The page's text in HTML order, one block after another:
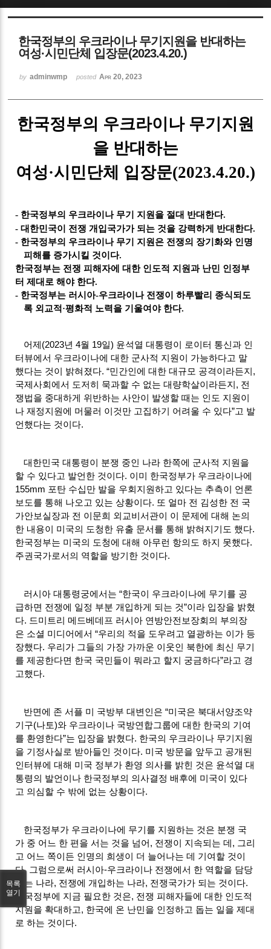
한국정부의 우크라이나 무기지원을 반대하는
여성·시민단체 입장문(2023.4.20.)
by adminwmp posted Apr 20, 2023
한국정부의 우크라이나 무기지원
을 반대하는
여성·시민단체 입장문(2023.4.20.)
- 한국정부의 우크라이나 무기 지원을 절대 반대한다.
-대한민국이 전쟁 개입국가가 되는 것을 강력하게 반대한다.
- 한국정부의 우크라이나 무기 지원은 전쟁의 장기화와 인명
피해를 증가시킬 것이다.
한국정부는 전쟁 피해자에 대한 인도적 지원과 난민 인정부
터 제대로 해야 한다.
- 한국정부는 러시아-우크라이나 전쟁이 하루빨리 종식되도
록 외교적·평화적 노력을 기울여야 한다.
어제 (2023년 4월 19일) 윤석열 대통령이 로이터 통신과 인
터뷰에서 우크라이나에 대한 군사적 지원이 가능하다고 말
했다는 것이 밝혀졌다. “민간인에 대한 대규모 공격이라든지 ,
국제사회에서 도저히 묵과할 수 없는 대량학살이라든지 , 전
쟁법을 중대하게 위반하는 사안이 발생할 때는 인도 지원이
나 재정지원에 머물러 이것만 고집하기 어려울 수 있다”고 발
언했다는 것이다.
대한민국 대통령이 분쟁 중인 나라 한쪽에 군사적 지원을
할 수 있다고 발언한 것이다. 이미 한국정부가 우크라이나에
155mm 포탄 수십만 발을 우회지원하고 있다는 추측이 언론
보도를 통해 나오고 있는 상황이다. 또 얼마 전 김성한 전 국
가안보실장과 전 이문희 외교비서관이 이 문제에 대해 논의
한 내용이 미국의 도청한 유출 문서를 통해 밝혀지기도 했다.
한국정부는 미국의 도청에 대해 아무런 항의도 하지 못했다.
주권국가로서의 역할을 방기한 것이다.
러시아 대통령궁에서는 “한국이 우크라이나에 무기를 공
급하면 전쟁에 일정 부분 개입하게 되는 것”이라 입장을 밝혔
다. 드미트리 메드베데프 러시아 연방안전보장회의 부의장
은 소셜 미디어에서“우리의 적을 도우려고 열광하는 이가 등
장했다. 우리가 그들의 가장 가까운 이웃인 북한에 최신 무기
를 제공한다면 한국 국민들이 뭐라고 할지 궁금하다”라고 경
고했다.
반면에 존 서플 미 국방부 대변인은 “미국은 북대서양조약
기구(나토)와 우크라이나 국방연합그룹에 대한 한국의 기여
를 환영한다”는 입장을 밝혔다. 한국의 우크라이나 무기지원
을 기정사실로 받아들인 것이다. 미국 방문을 앞두고 공개된
인터뷰에 대해 미국 정부가 환영 의사를 밝힌 것은 윤석열 대
통령의 발언이나 한국정부의 의사결정 배후에 미국이 있다
고 의심할 수 밖에 없는 상황이다.
한국정부가 우크라이나에 무기를 지원하는 것은 분쟁 국
가 중 어느 한 편을 서는 것을 넘어 , 전쟁이 지속되는 데 , 그리
고 어느 쪽이든 인명의 희생이 더 늘어나는 데 기여할 것이
다. 그럼으로써 러시아-우크라이나 전쟁에서 한 역할을 담당
하는 나라, 전쟁에 개입하는 나라, 전쟁국가가 되는 것이다.
한국정부에 지금 필요한 것은, 전쟁 피해자들에 대한 인도적
지원을 확대하고, 한국에 온 난민을 인정하고 돕는 일을 제대
로 하는 것이다.
목록
열기
Sketchbook5, 스케치북5
Sketchbook5, 스케치북5